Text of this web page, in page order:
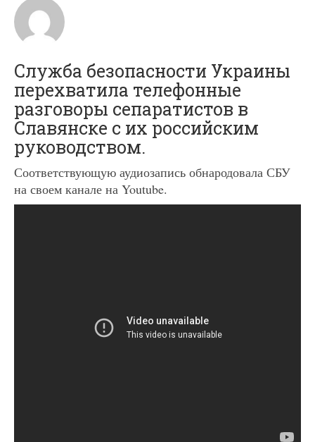
Служба безопасности Украины
перехватила телефонные
разговоры сепаратистов в
Славянске с их российским
руководством.
Соответствующую аудиозапись обнародовала СБУ
на своем канале на Youtube.